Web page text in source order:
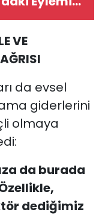
VE
da evsel
giderlerini
olmaya
da burada
dediğimiz